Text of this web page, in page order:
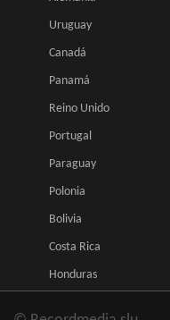
Uruguay
Canadá
Panamá
Reino Unido
Portugal
Paraguay
Polonia
Bolivia
Costa Rica
Honduras